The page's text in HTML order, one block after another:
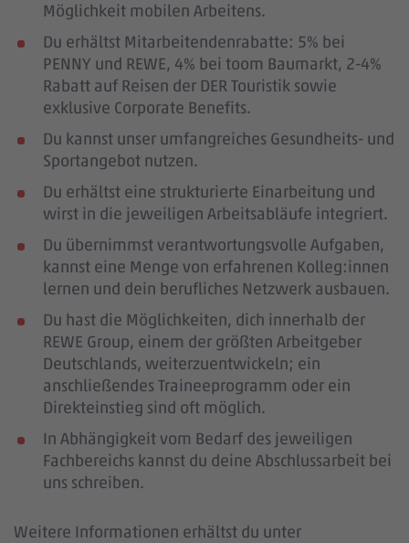
Möglichkeit mobilen Arbeitens.
Du erhältst Mitarbeitendenrabatte: 5% bei
PENNY und REWE, 4% bei toom Baumarkt, 2-4%
Rabatt auf Reisen der DER Touristik sowie
exklusive Corporate Benefits.
Du kannst unser umfangreiches Gesundheits- und
Sportangebot nutzen.
Du erhältst eine strukturierte Einarbeitung und
wirst in die jeweiligen Arbeitsabläufe integriert.
Du übernimmst verantwortungsvolle Aufgaben,
kannst eine Menge von erfahrenen Kolleg:innen
lernen und dein berufliches Netzwerk ausbauen.
Du hast die Möglichkeiten, dich innerhalb der
REWE Group, einem der größten Arbeitgeber
Deutschlands, weiterzuentwickeln; ein
anschließendes Traineeprogramm oder ein
Direkteinstieg sind oft möglich.
In Abhängigkeit vom Bedarf des jeweiligen
Fachbereichs kannst du deine Abschlussarbeit bei
uns schreiben.
Weitere Informationen erhältst du unter